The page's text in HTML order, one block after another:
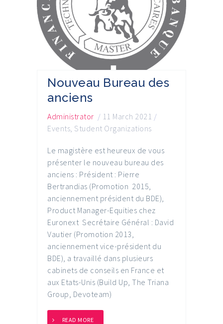
Nouveau Bureau des
anciens
Administrator / 11 March 2021 /
Events Student Organizations
Le magistère est heureux de vous
présenter le nouveau bureau des
anciens : Président : Pierre
Bertrandias (Promotion 2015,
anciennement président du BDE),
Product Manager-Equities chez
Euronext Secrétaire Général : David
Vautier (Promotion 2013,
anciennement vice-président du
BDE), a travaillé dans plusieurs
cabinets de conseils en France et
aux Etats-Unis (Build Up, The Triana
Group, Devoteam)
READ MORE